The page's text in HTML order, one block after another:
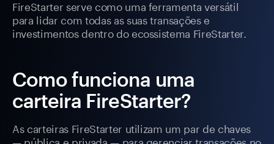
FireStarter serve como uma ferramenta versátil
para lidar com todas as suas transações e
investimentos dentro do ecossistema FireStarter.
Como funciona uma
carteira FireStarter?
As carteiras FireStarter utilizam um par de chaves